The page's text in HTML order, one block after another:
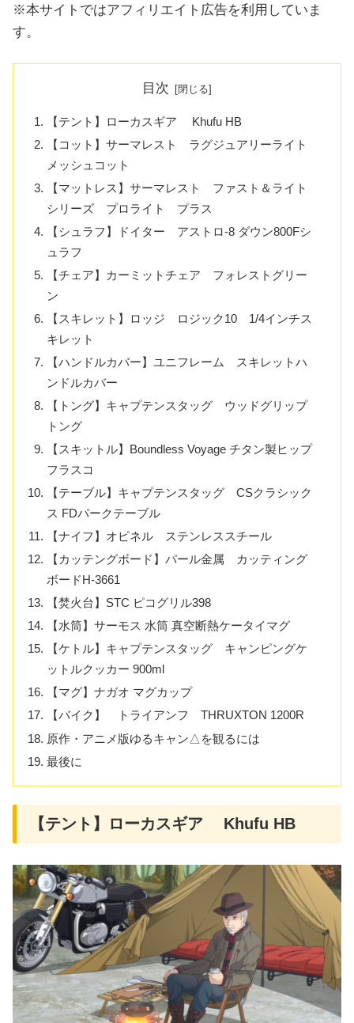
※本サイトではアフィリエイト広告を利用していま
す。
目次
【テント】ローカスギア Khufu HB
【コット】サーマレスト ラグジュアリーライト
メッシュコット
【マットレス】サーマレスト ファスト＆ライト
シリーズ プロライト プラス
【シュラフ】ドイター アストロ-8 ダウン800Fシ
ュラフ
【チェア】カーミットチェア フォレストグリー
ン
【スキレット】ロッジ ロジック10 1/4インチス
キレット
【ハンドルカバー】ユニフレーム スキレットハ
ンドルカバー
【トング】キャプテンスタッグ ウッドグリップ
トング
【スキットル】Boundless Voyage チタン製ヒップ
フラスコ
【テーブル】キャプテンスタッグ CSクラシック
ス FDパークテーブル
【ナイフ】オピネル ステンレススチール
【カッテングボード】パール金属 カッティング
ボードH-3661
【焚火台】STC ピコグリル398
【水筒】サーモス 水筒 真空断熱ケータイマグ
【ケトル】キャプテンスタッグ キャンピングケ
ットルクッカー 900ml
【マグ】ナガオ マグカップ
【バイク】 トライアンフ THRUXTON 1200R
原作・アニメ版ゆるキャン△を観るには
最後に
【テント】ローカスギア Khufu HB